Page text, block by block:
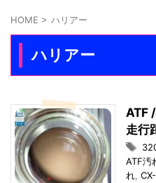
HOME > ハリアー
ハリアー
ATF
走行
ATF汚
れ